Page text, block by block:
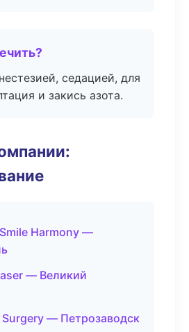
седацией, для
и закись азота.
Harmony —
— Великий
Surgery — Петрозаводск